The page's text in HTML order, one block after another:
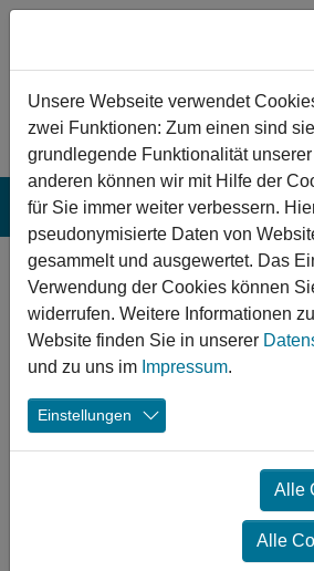
Zum Hauptinhalt springen
Schwalbach am
Taunus:
Ersatzneubau
eines
Tribünenanlage
Gezielte Verbesserungen in den
Unsere Webseite verwendet
zwei Funktionen: Zum einen sind
grundlegende Funktionalität
anderen können wir mit Hilfe der
für Sie immer weiter verbessern.
pseudonymisierte Daten von
gesammelt und ausgewertet. Das
Verwendung der Cookies können
widerrufen. Weitere Informationen
Website finden Sie in unserer
und zu uns im Impressum.
Einstellungen
Alle
Alle